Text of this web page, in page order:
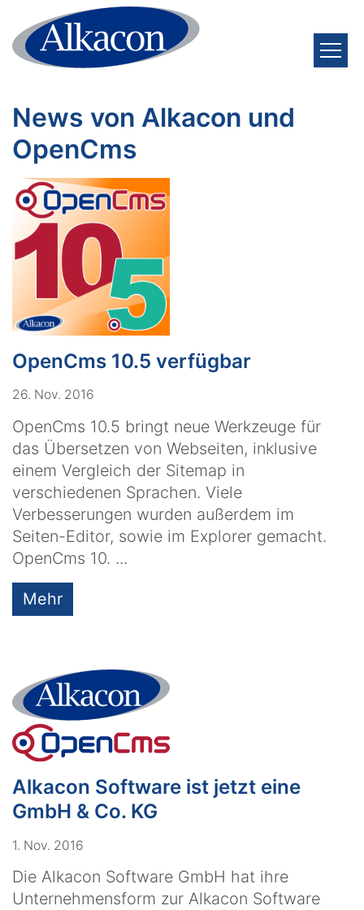
Zum Inhalt springen
News von Alkacon und
OpenCms
OpenCms 10.5 verfügbar
26. Nov. 2016
OpenCms 10.5 bringt neue Werkzeuge für
das Übersetzen von Webseiten, inklusive
einem Vergleich der Sitemap in
verschiedenen Sprachen. Viele
Verbesserungen wurden außerdem im
Seiten-Editor, sowie im Explorer gemacht.
OpenCms 10. ...
Mehr
Alkacon Software ist jetzt eine
GmbH & Co. KG
1. Nov. 2016
Die Alkacon Software GmbH hat ihre
Unternehmensform zur Alkacon Software